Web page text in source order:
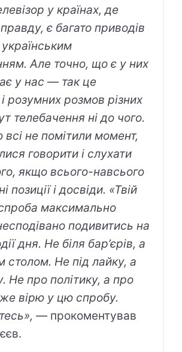
у країнах, де
є багато приводів
Але точно, що є у них
у нас — так це
розумних розмов різних
телебачення ні до чого.
не помітили момент,
говорити і слухати
якщо всього-навсього
позиції і досвіди. «Твій
максимально
подивитись на
дня. Не біля бар’єрів, а
столом. Не під лайку, а
Не про політику, а про
вірю у цю спробу.
— прокоментував